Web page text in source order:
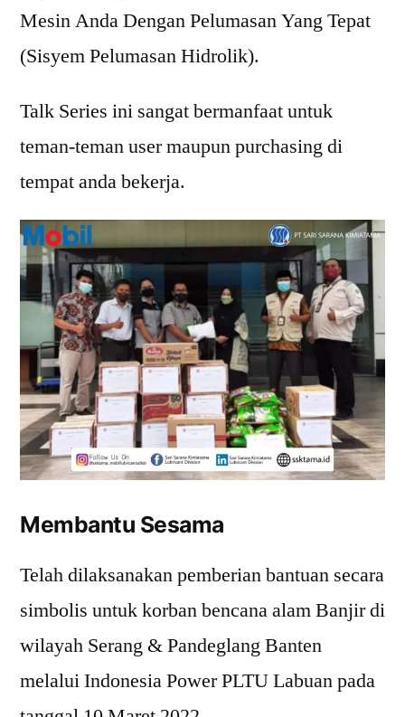
Mesin Anda Dengan Pelumasan Yang Tepat
(Sisyem Pelumasan Hidrolik).
Talk Series ini sangat bermanfaat untuk
teman-teman user maupun purchasing di
tempat anda bekerja.
Membantu Sesama
Telah dilaksanakan pemberian bantuan secara
simbolis untuk korban bencana alam Banjir di
wilayah Serang & Pandeglang Banten
melalui Indonesia Power PLTU Labuan pada